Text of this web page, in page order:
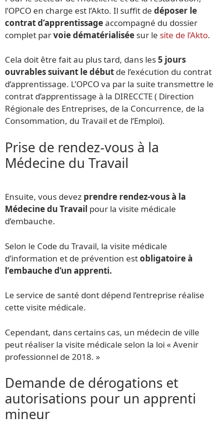
l’OPCO en charge est l’Akto. Il suffit de déposer le
contrat d’apprentissageaccompagné du dossier
complet parvoie dématérialisée sur le site de l’Akto.
Cela doit être fait au plus tard, dans les5 jours
ouvrables suivant le début de l’exécution du contrat
d’apprentissage. L’OPCO va par la suite transmettre le
contrat d’apprentissage à la DIRECCTE ( Direction
Régionale des Entreprises, de la Concurrence, de la
Consommation, du Travail et de l’Emploi).
Prise de rendez-vous à la
Médecine du Travail
Ensuite, vous devez prendre rendez-vous à la
Médecine du Travail pour la visite médicale
d’embauche.
Selon le Code du Travail, la visite médicale
d’information et de prévention estobligatoire à
l’embauche d’un apprenti.
Le service de santé dont dépend l’entreprise réalise
cette visite médicale.
Cependant, dans certains cas, un médecin de ville
peut réaliser la visite médicale selon la loi « Avenir
professionnel de 2018. »
Demande de dérogations et
autorisations pour un apprenti
mineur